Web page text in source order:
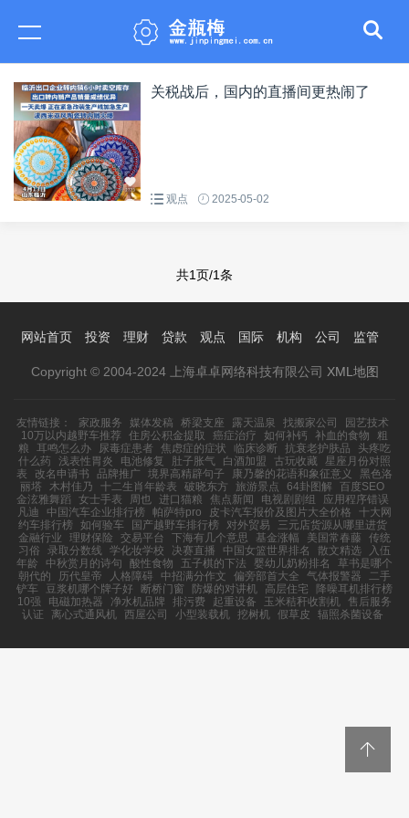
关税战后，国内的直播间更热闹了
观点 2025-05-02
共1页/1条
网站首页 投资 理财 贷款 观点 国际 机构 公司 监管
Copyright © 2004-2024 上海卓卓网络科技有限公司 XML地图
友情链接： 家政服务 媒体发稿 桥梁支座 露天温泉 找搬家公司
园艺技术
10万以内越野车推荐
住房公积金提取 癌症治疗 如何补钙 补血的食物
粗
粮
耳鸣怎么办 尿毒症患者 焦虑症的症状 临床诊断 抗衰老护肤品
头疼吃
什么药
浅表性胃炎 电池修复 肚子胀气 白酒加盟 古玩收藏 星座月份对照
表
改名申请书 品牌推广 境界高精辟句子 康乃馨的花语和象征意义
黑色洛
丽塔
木村佳乃 十二生肖年龄表 破晓东方 旅游景点 64卦图解
百度SEO
金泫雅舞蹈
女士手表 周也 进口猫粮 焦点新闻 电视剧剧组
应用程序错误
凡迪
中国汽车企业排行榜 帕萨特pro 皮卡汽车报价及图片大全价格
十大网
约车排行榜
如何验车 国产越野车排行榜 对外贸易
三元店货源从哪里进货
金融行业
理财保险 交易平台 下海有几个意思 基金涨幅 美国常春藤
传统
习俗
录取分数线 学化妆学校 决赛直播 中国女篮世界排名 散文精选
入伍
年龄
中秋赏月的诗句 酸性食物 五子棋的下法 婴幼儿奶粉排名
草书是哪个
朝代的
历代皇帝 人格障碍 中招满分作文 偏旁部首大全 气体报警器
二手
铲车
豆浆机哪个牌子好 断桥门窗 防爆的对讲机 高层住宅
降噪耳机排行榜
10强
电磁加热器 净水机品牌 排污费 起重设备 玉米秸秆收割机 售后服务
认证
离心式通风机 西屋公司 小型装载机 挖树机 假草皮 辐照杀菌设备